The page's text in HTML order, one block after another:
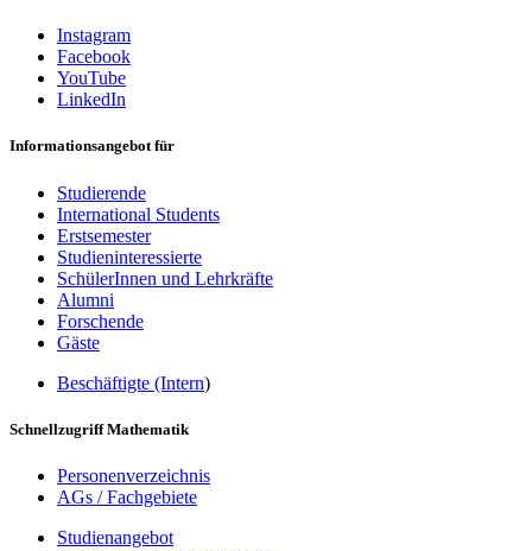
Instagram
Facebook
YouTube
LinkedIn
Informationsangebot für
Studierende
International Students
Erstsemester
Studieninteressierte
SchülerInnen und Lehrkräfte
Alumni
Forschende
Gäste
Beschäftigte (Intern)
Schnellzugriff Mathematik
Personenverzeichnis
AGs / Fachgebiete
Studienangebot